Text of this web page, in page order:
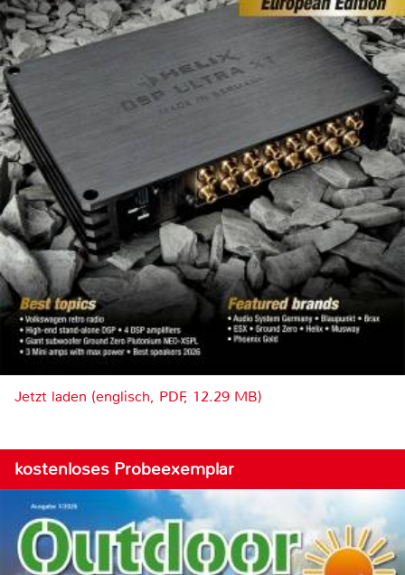
Jetzt laden (englisch, PDF, 12.29 MB)
kostenloses Probeexemplar